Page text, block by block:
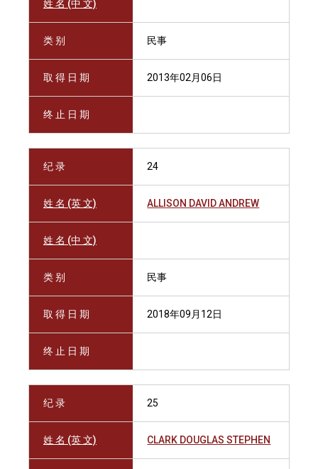
姓 名 (中 文)
类 别 民事
取 得 日 期 2013年02月06日
终 止 日 期
纪 录 24
姓 名 (英 文) ALLISON DAVID ANDREW
姓 名 (中 文)
类 别 民事
取 得 日 期 2018年09月12日
终 止 日 期
纪 录 25
姓 名 (英 文) CLARK DOUGLAS STEPHEN